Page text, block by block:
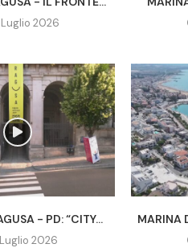
2026
- PD: “CITY...
2026
MARINA